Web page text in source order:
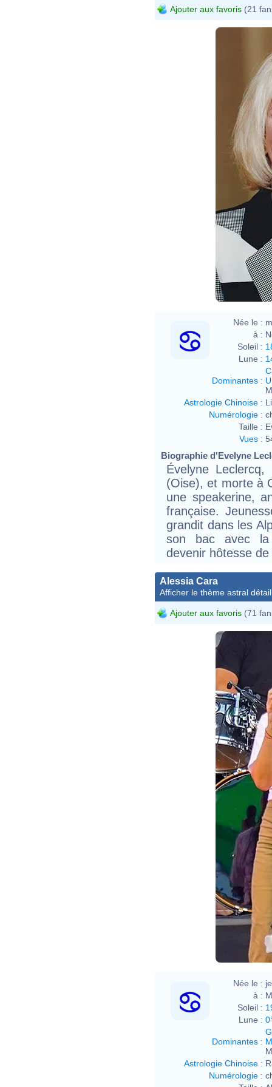
Ajouter aux favoris (21
Née le :
à :
Soleil :
Lune :
Dominantes :
Astrologie Chinoise :
Numérologie :
Taille :
Vues :
Biographie d'Evelyne
Évelyne
(Oise), et morte à
une speakerine,
française.
grandit dans les
son bac avec la
devenir hôtesse
Alessia Cara
Afficher le thème astral
Ajouter aux favoris (71
Ted
Née le :
à :
Soleil :
Lune :
Dominantes :
Astrologie Chinoise :
Numérologie :